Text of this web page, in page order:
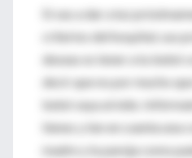
Si vas a dar a luz
criterios del hospital, sus
deseas es tener a tu bebé
decir que no por mucho
bebé vaya al nido.
tienes y ten en cuenta una
madre y tu pareja como